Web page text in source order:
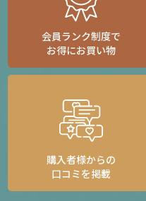
会員ランク制度で
お得にお買い物
購入者様からの
口コミを掲載